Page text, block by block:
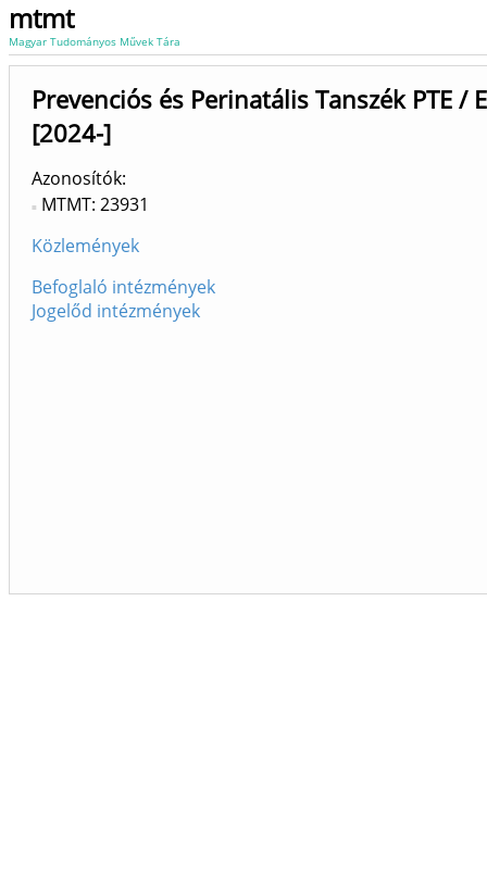
mtmt
Magyar Tudományos Művek Tára
Prevenciós és Perinatális Tanszék PTE /
[2024-]
Azonosítók
MTMT: 23931
Közlemények
Befoglaló intézmények
Jogelőd intézmények